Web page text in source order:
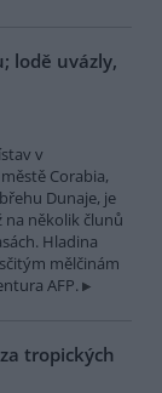
lodě uvázly,
v
Corabia,
Dunaje, je
na několik člunů
Hladina
mělčinám
AFP.
tropických